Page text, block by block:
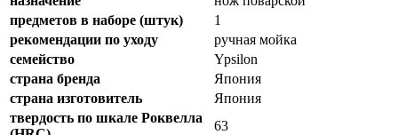
предметов в наборе (штук)
1
рекомендации по уходу
ручная мойка
семейство
Ypsilon
страна бренда
Япония
страна изготовитель
Япония
твердость по шкале Роквелла
63